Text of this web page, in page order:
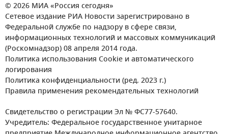
© 2026 МИА «Россия сегодня»
Сетевое издание РИА Новости зарегистрировано в
Федеральной службе по надзору в сфере связи,
информационных технологий и массовых коммуникаций
(Роскомнадзор) 08 апреля 2014 года.
Политика использования Cookie и автоматического
логирования
Политика конфиденциальности (ред. 2023 г.)
Правила применения рекомендательных технологий
Свидетельство о регистрации Эл № ФС77-57640.
Учредитель: Федеральное государственное унитарное